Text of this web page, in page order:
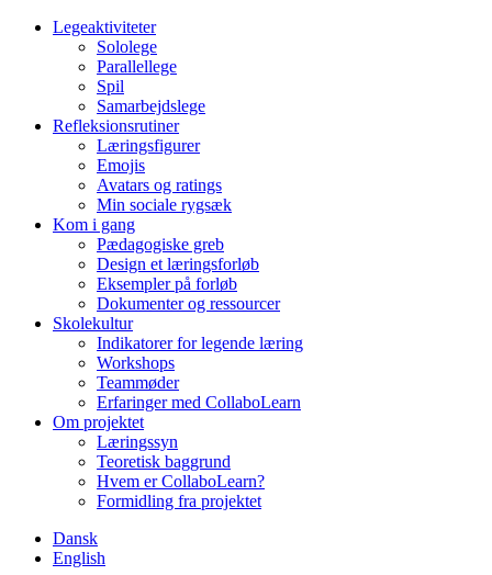
Legeaktiviteter
Sololege
Parallellege
Spil
Samarbejdslege
Refleksionsrutiner
Læringsfigurer
Emojis
Avatars og ratings
Min sociale rygsæk
Kom i gang
Pædagogiske greb
Design et læringsforløb
Eksempler på forløb
Dokumenter og ressourcer
Skolekultur
Indikatorer for legende læring
Workshops
Teammøder
Erfaringer med CollaboLearn
Om projektet
Læringssyn
Teoretisk baggrund
Hvem er CollaboLearn?
Formidling fra projektet
Dansk
English